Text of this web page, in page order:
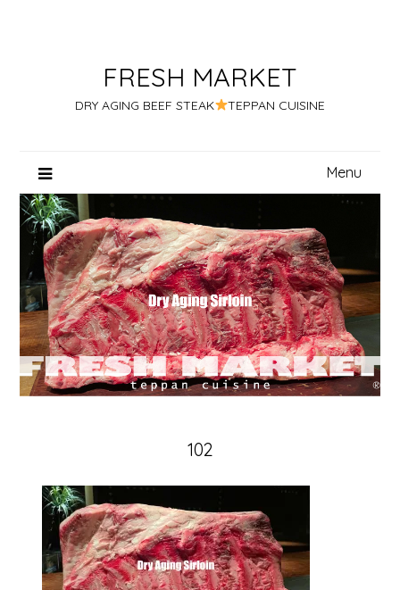
FRESH MARKET
DRY AGING BEEF STEAK TEPPAN CUISINE
Menu
102